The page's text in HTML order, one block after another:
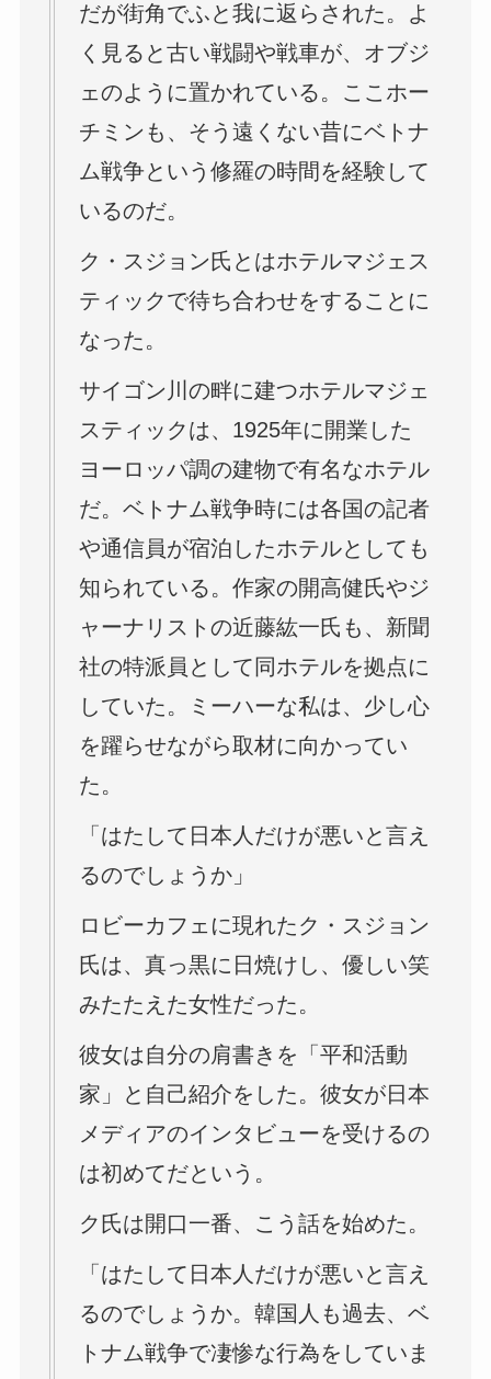
だが街角でふと我に返らされた。よ
く見ると古い戦闘や戦車が、オブジ
ェのように置かれている。ここホー
チミンも、そう遠くない昔にベトナ
ム戦争という修羅の時間を経験して
いるのだ。
ク・スジョン氏とはホテルマジェス
ティックで待ち合わせをすることに
なった。
サイゴン川の畔に建つホテルマジェ
スティックは、1925年に開業した
ヨーロッパ調の建物で有名なホテル
だ。ベトナム戦争時には各国の記者
や通信員が宿泊したホテルとしても
知られている。作家の開高健氏やジ
ャーナリストの近藤紘一氏も、新聞
社の特派員として同ホテルを拠点に
していた。ミーハーな私は、少し心
を躍らせながら取材に向かってい
た。
「はたして日本人だけが悪いと言え
るのでしょうか」
ロビーカフェに現れたク・スジョン
氏は、真っ黒に日焼けし、優しい笑
みたたえた女性だった。
彼女は自分の肩書きを「平和活動
家」と自己紹介をした。彼女が日本
メディアのインタビューを受けるの
は初めてだという。
ク氏は開口一番、こう話を始めた。
「はたして日本人だけが悪いと言え
るのでしょうか。韓国人も過去、ベ
トナム戦争で凄惨な行為をしていま